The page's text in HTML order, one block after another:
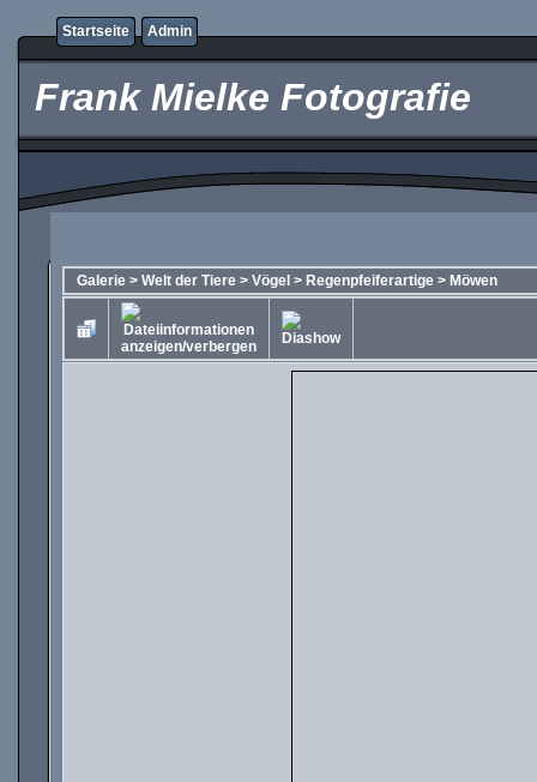
Startseite Admin
Frank Mielke Fotografie
Galerie > Welt der Tiere > Vögel > Regenpfeiferartige > Möwen